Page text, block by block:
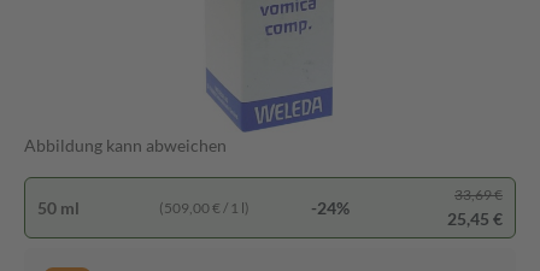
Abbildung kann abweichen
50 ml (509,00 € / 1 l) -24%
33,69 €
25,45 €